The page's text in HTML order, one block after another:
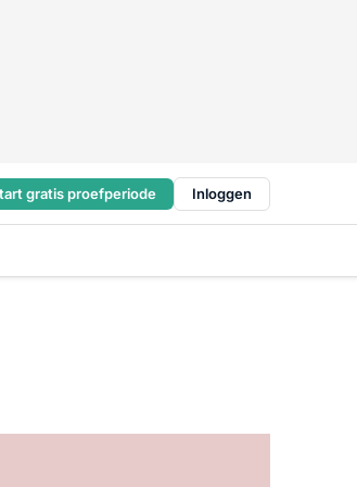
gratis proefperiode Inloggen